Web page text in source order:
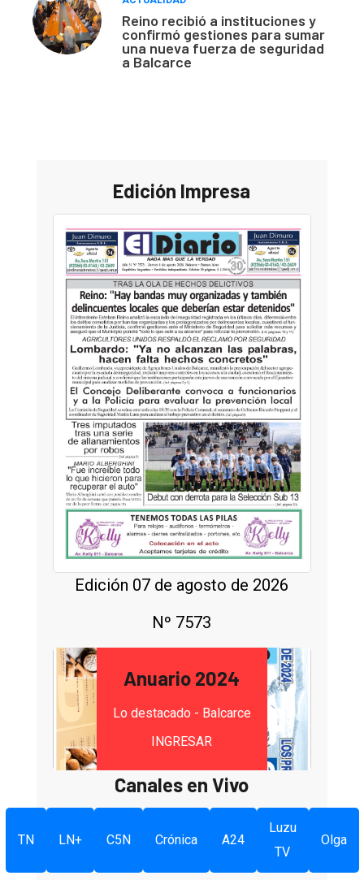
Reino recibió a instituciones y
confirmó gestiones para sumar
una nueva fuerza de seguridad
a Balcarce
Edición Impresa
Edición 07 de agosto de 2026
Nº 7573
Anuario 2024
Lo destacado - Balcarce
INGRESAR
Canales en Vivo
TN LN+ C5N Crónica A24
Luzu
TV
Olga